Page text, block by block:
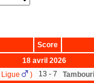
Score
18 avril 2026
Ligue ) 13 - 7